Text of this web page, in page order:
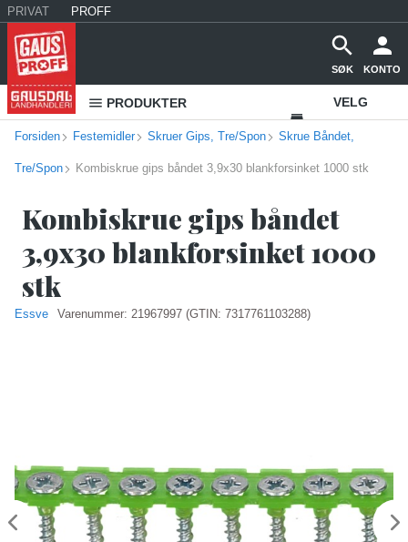
PRIVAT PROFF
SØK KONTO
PRODUKTER VELG
VAREHUS
KONTAKT
Forsiden Festemidler Skruer Gips, Tre/Spon Skrue Båndet,
Tre/Spon Kombiskrue gips båndet 3,9x30 blankforsinket 1000 stk
Kombiskrue gips båndet
3,9x30 blankforsinket 1000
stk
Essve Varenummer: 21967997 (GTIN: 7317761103288)